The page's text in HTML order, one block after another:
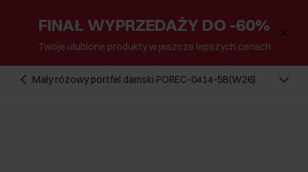
FINAŁ WYPRZEDAŻY DO -60%
Twoje ulubione produkty w jeszcze lepszych cenach
Mały różowy portfel damski POREC-0414-5B(W26)